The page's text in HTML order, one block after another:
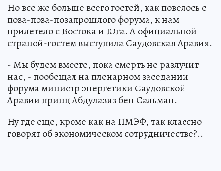
Но все же больше всего гостей, как повелось с
поза-поза-позапрошлого форума, к нам
прилетело с Востока и Юга. А официальной
страной-гостем выступила Саудовская Аравия.
- Мы будем вместе, пока смерть не разлучит
нас, - пообещал на пленарном заседании
форума министр энергетики Саудовской
Аравии принц Абдулазиз бен Сальман.
Ну где еще, кроме как на ПМЭФ, так классно
говорят об экономическом сотрудничестве?..